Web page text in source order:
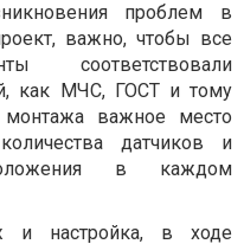
проблем в
важно, чтобы все
соответствовали
как МЧС, ГОСТ и тому
важное место
датчиков и
в каждом
и настройка, в ходе